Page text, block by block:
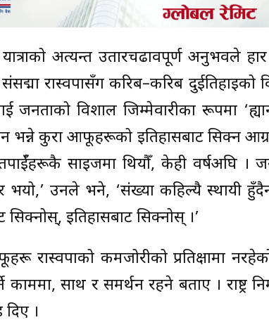
अत्यन्त उतारचढावपूर्ण अनुभवले
संसद्मा रास्वपासँग करिब–करिब
जनताको विशाल जिम्मेवारीका रूपमा
भन्ने कुरा आफूहरूको इतिहासबाट सिक्न
साइजमा थियौँ, केही वर्षअघि ।
उनले भने, ‘संख्या कहिल्यै स्थायी
सिक्नोस्, इतिहासबाट सिक्नोस् ।’
रास्वपाको कमजोरीको प्रतिक्षामा
काममा, साथ र समर्थन रहने बताए । राष्ट्र
।